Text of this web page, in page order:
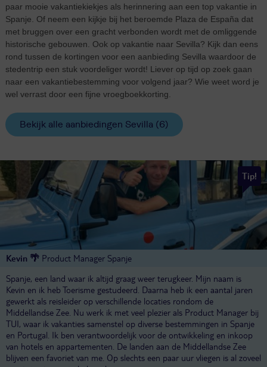
paar mooie vakantiekiekjes als herinnering aan een top vakantie in
Spanje. Of neem een kijkje bij het beroemde Plaza de España dat
met bruggen over een gracht verbonden wordt met de omliggende
historische gebouwen. Ook op vakantie naar Sevilla? Kijk dan eens
rond tussen de kortingen voor een aanbieding Sevilla waardoor de
stedentrip een stuk voordeliger wordt! Liever op tijd op zoek gaan
naar een vakantiebestemming voor volgend jaar? Wie weet word je
wel verrast door een fijne vroegboekkorting.
Bekijk alle aanbiedingen Sevilla (6)
Tip!
Kevin 🌴 Product Manager Spanje
Spanje, een land waar ik altijd graag weer terugkeer. Mijn naam is
Kevin en ik heb Toerisme gestudeerd. Daarna heb ik een aantal jaren
gewerkt als reisleider op verschillende locaties rondom de
Middellandse Zee. Nu werk ik met veel plezier als Product Manager bij
TUI, waar ik vakanties samenstel op diverse bestemmingen in Spanje
en Portugal. Ik ben verantwoordelijk voor de ontwikkeling en inkoop
van hotels en appartementen. De landen aan de Middellandse Zee
blijven een favoriet van me. Op slechts een paar uur vliegen is al zoveel